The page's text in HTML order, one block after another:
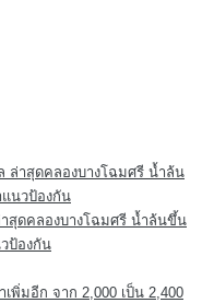
าสุดคลองบางโฉมศรี น้ำล้นขึ้น
ป้องกัน